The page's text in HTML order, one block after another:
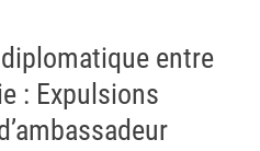
entre
: Expulsions